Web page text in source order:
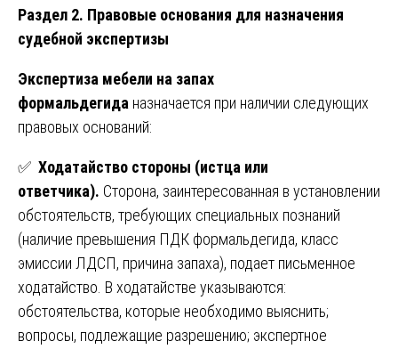
Раздел 2. Правовые основания для назначения
судебной экспертизы
Экспертиза мебели на запах
формальдегида назначается при наличии следующих
правовых оснований:
✅ Ходатайство стороны (истца или
ответчика). Сторона, заинтересованная в установлении
обстоятельств, требующих специальных познаний
(наличие превышения ПДК формальдегида, класс
эмиссии ЛДСП, причина запаха), подает письменное
ходатайство. В ходатайстве указываются:
обстоятельства, которые необходимо выяснить;
вопросы, подлежащие разрешению; экспертное